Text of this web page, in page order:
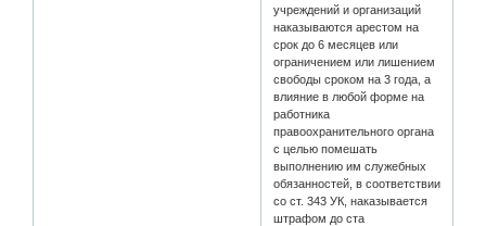
учреждений и организаций
наказываются арестом на
срок до 6 месяцев или
ограничением или лишением
свободы сроком на 3 года, а
влияние в любой форме на
работника
правоохранительного органа
с целью помешать
выполнению им служебных
обязанностей, в соответствии
со ст. 343 УК, наказывается
штрафом до ста